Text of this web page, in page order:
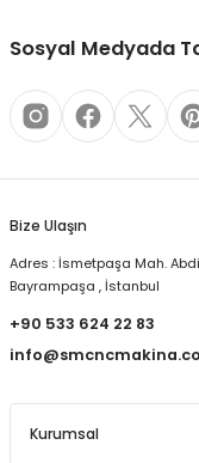
Sosyal Medyada
Bize Ulaşın
Adres : İsmetpaşa Mah.
Bayrampaşa , İstanbul
+90 533 624 22 83
Kurumsal